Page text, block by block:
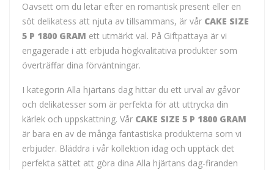
Oavsett om du letar efter en romantisk present eller en
söt delikatess att njuta av tillsammans, är vår CAKE SIZE
5 P 1800 GRAM ett utmärkt val. På Giftpattaya är vi
engagerade i att erbjuda högkvalitativa produkter som
överträffar dina förväntningar.
I kategorin Alla hjärtans dag hittar du ett urval av gåvor
och delikatesser som är perfekta för att uttrycka din
kärlek och uppskattning. Vår CAKE SIZE 5 P 1800 GRAM
är bara en av de många fantastiska produkterna som vi
erbjuder. Bläddra i vår kollektion idag och upptäck det
perfekta sättet att göra dina Alla hjärtans dag-firanden